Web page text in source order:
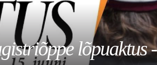
lõpuaktus -